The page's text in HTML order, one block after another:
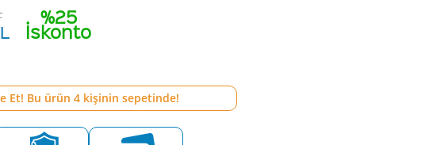
%25
İskonto
Et! Bu ürün 4kişinin sepetinde!